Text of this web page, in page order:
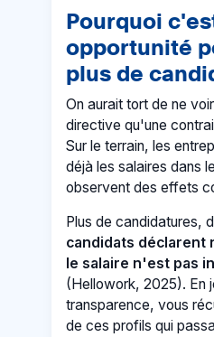
Pourquoi
opportunité
plus de
On aurait tort de ne
directive qu'une
Sur le terrain, les
déjà les salaires dans
observent des effets
Plus de candidatures,
candidats déclarent
le salaire n'est pas
(Hellowork, 2025). En
transparence, vous
de ces profils qui